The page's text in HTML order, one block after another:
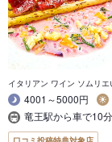
イタリアン ワイン ソムリ
4001～5000円
竜王駅から車で10